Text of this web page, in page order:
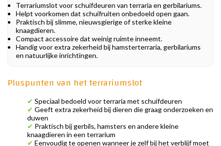
Terrariumslot voor schuifdeuren van terraria en gerbilariums.
Helpt voorkomen dat schuifruiten onbedoeld open gaan.
Praktisch bij slimme, nieuwsgierige of sterke kleine
knaagdieren.
Compact accessoire dat weinig ruimte inneemt.
Handig voor extra zekerheid bij hamsterterraria, gerbilariums
en natuurlijke inrichtingen.
Pluspunten van het terrariumslot
✔ Speciaal bedoeld voor terraria met schuifdeuren
✔ Geeft extra zekerheid bij dieren die graag onderzoeken en
duwen
✔ Praktisch bij gerbils, hamsters en andere kleine
knaagdieren in een terrarium
✔ Eenvoudig te openen wanneer je zelf bij het verblijf moet